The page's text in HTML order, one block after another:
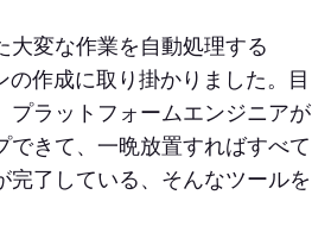
大変な作業を自動処理する
の作成に取り掛かりました。目
プラットフォームエンジニアが
できて、一晩放置すればすべて
完了している、そんなツールを